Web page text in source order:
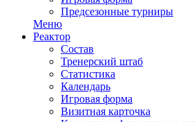
Предсезонные турниры
Меню
Реактор
Состав
Тренерский штаб
Статистика
Календарь
Игровая форма
Визитная карточка